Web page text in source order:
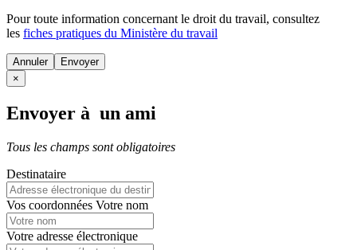
Pour toute information concernant le droit du travail, consultez
les fiches pratiques du Ministère du travail
Annuler
×
Envoyer à un ami
Tous les champs sont obligatoires
Destinataire
Vos coordonnées Votre nom
Votre adresse électronique